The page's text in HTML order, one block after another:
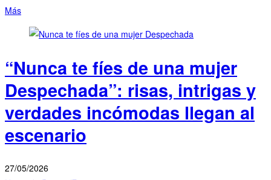
Más
“Nunca te fíes de una mujer
Despechada”: risas, intrigas y
verdades incómodas llegan al
escenario
27/05/2026